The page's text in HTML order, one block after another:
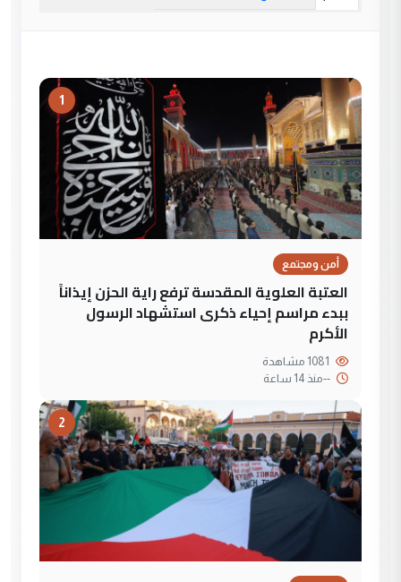
1
أمن ومجتمع
العتبة العلوية المقدسة ترفع راية الحزن إيذاناً
ببدء مراسم إحياء ذكرى استشهاد الرسول
الأكرم
--منذ 14 ساعة
2